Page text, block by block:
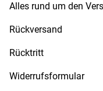
Alles rund um den
Rückversand
Rücktritt
Widerrufsformular